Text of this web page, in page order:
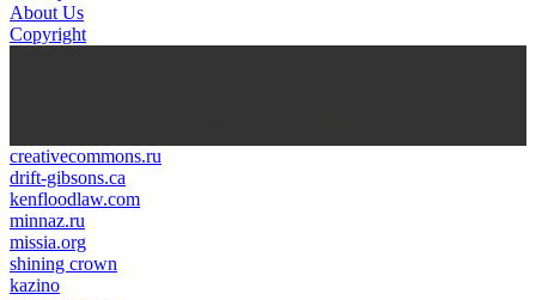
About Us
Copyright
creativecommons.ru
drift-gibsons.ca
kenfloodlaw.com
minnaz.ru
missia.org
shining crown
kazino